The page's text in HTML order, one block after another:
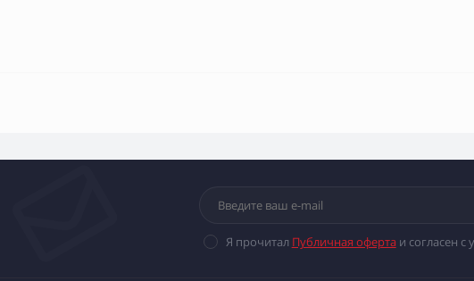
Я прочитал Публичная офертаи согласен с